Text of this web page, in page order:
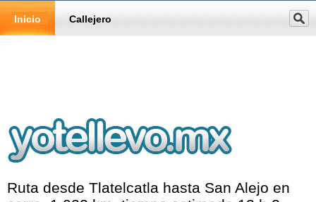
Inicio Callejero
Ruta desde Tlatelcatla hasta San Alejo en